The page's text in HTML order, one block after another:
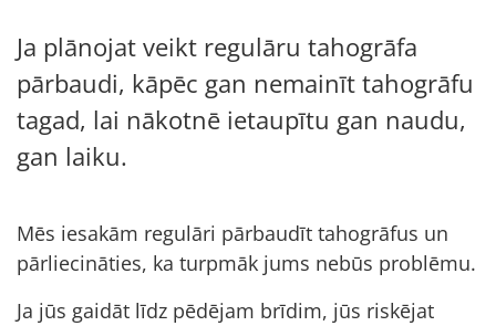
Ja plānojat veikt regulāru tahogrāfa
pārbaudi, kāpēc gan nemainīt tahogrāfu
tagad, lai nākotnē ietaupītu gan naudu,
gan laiku.
Mēs iesakām regulāri pārbaudīt tahogrāfus un
pārliecināties, ka turpmāk jums nebūs problēmu.
Ja jūs gaidāt līdz pēdējam brīdim, jūs riskējat